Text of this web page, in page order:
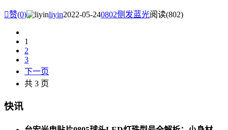
赞(0) liyin2022-05-240802侧发蓝光阅读(802)
1
2
3
下一页
共 3 页
快讯